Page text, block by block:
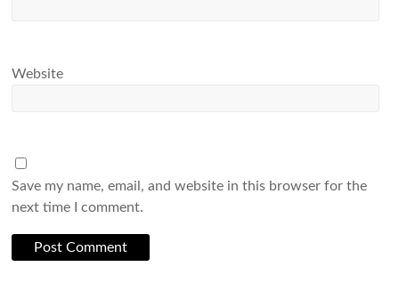
Website
Save my name, email, and website in this browser for the
next time I comment.